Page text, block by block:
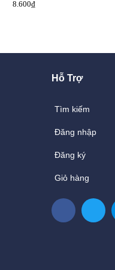
8.600₫
Hỗ Trợ
Tìm kiếm
Đăng nhập
Đăng ký
Giỏ hàng